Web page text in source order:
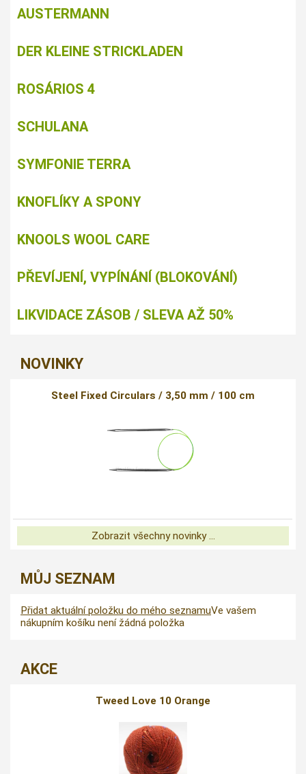
AUSTERMANN
DER KLEINE STRICKLADEN
ROSÁRIOS 4
SCHULANA
SYMFONIE TERRA
KNOFLÍKY A SPONY
KNOOLS WOOL CARE
PŘEVÍJENÍ, VYPÍNÁNÍ (BLOKOVÁNÍ)
LIKVIDACE ZÁSOB / SLEVA AŽ 50%
NOVINKY
Steel Fixed Circulars / 3,50 mm / 100 cm
Zobrazit všechny novinky ...
MŮJ SEZNAM
Přidat aktuální položku do mého seznamuVe vašem
nákupním košíku není žádná položka
AKCE
Tweed Love 10 Orange